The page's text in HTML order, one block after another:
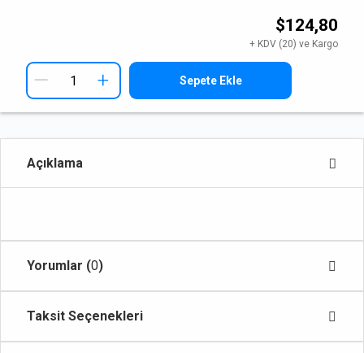
$124,80
+ KDV (20) ve Kargo
+ Sepete Ekle
Açıklama
Yorumlar (0)
Taksit Seçenekleri